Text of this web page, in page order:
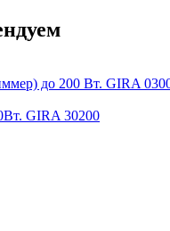
до 200 Вт. GIRA
GIRA 30200